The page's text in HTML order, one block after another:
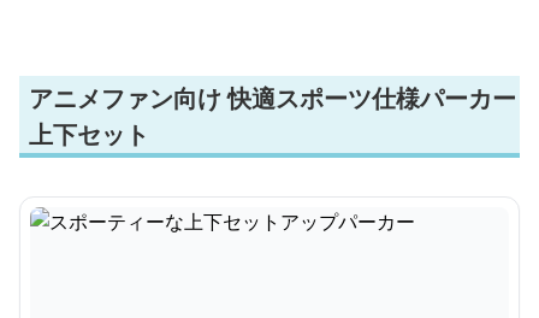
アニメファン向け 快適スポーツ仕様パーカー
上下セット